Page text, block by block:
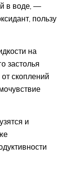
в воде, —
пользу
на
застолья
скоплений
и